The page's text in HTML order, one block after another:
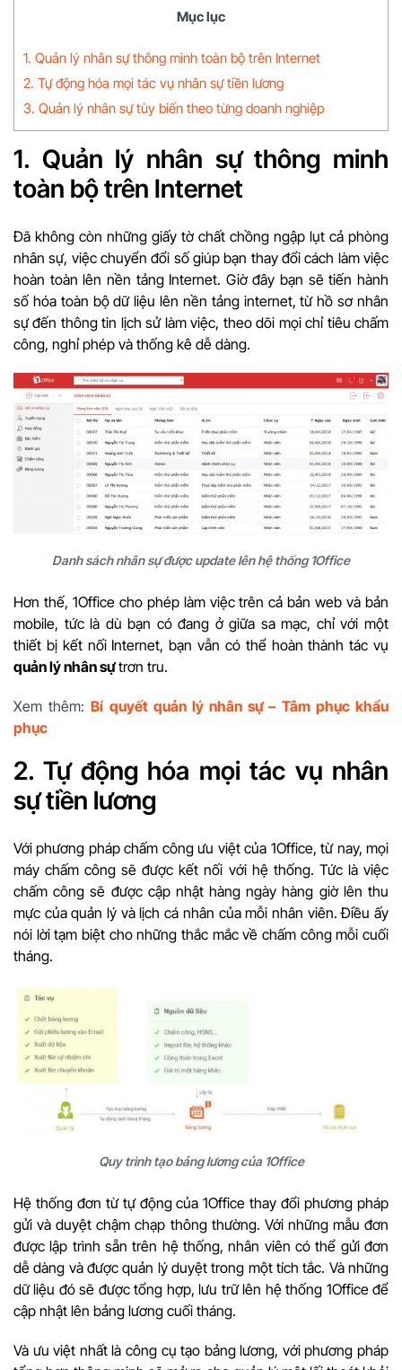
Mục lục
1. Quản lý nhân sự thông minh toàn bộ trên Internet
2. Tự động hóa mọi tác vụ nhân sự tiền lương
3. Quản lý nhân sự tùy biến theo từng doanh nghiệp
1. Quản lý nhân sự thông minh
toàn bộ trên Internet
Đã không còn những giấy tờ chất chồng ngập lụt cả phòng
nhân sự, việc chuyển đổi số giúp bạn thay đổi cách làm việc
hoàn toàn lên nền tảng Internet. Giờ đây bạn sẽ tiến hành
số hóa toàn bộ dữ liệu lên nền tảng internet, từ hồ sơ nhân
sự đến thông tin lịch sử làm việc, theo dõi mọi chỉ tiêu chấm
công, nghỉ phép và thống kê dễ dàng.
Danh sách nhân sự được update lên hệ thống 1Office
Hơn thế, 1Office cho phép làm việc trên cả bản web và bản
mobile, tức là dù bạn có đang ở giữa sa mạc, chỉ với một
thiết bị kết nối Internet, bạn vẫn có thể hoàn thành tác vụ
quản lý nhân sựtrơn tru.
Xem thêm:Bí quyết quản lý nhân sự – Tâm phục khẩu
phục
2. Tự động hóa mọi tác vụ nhân
sự tiền lương
Với phương pháp chấm công ưu việt của 1Office, từ nay, mọi
máy chấm công sẽ được kết nối với hệ thống. Tức là việc
chấm công sẽ được cập nhật hàng ngày hàng giờ lên thu
mực của quản lý và lịch cá nhân của mỗi nhân viên. Điều ấy
nói lời tạm biệt cho những thắc mắc về chấm công mỗi cuối
tháng.
Quy trình tạo bảng lương của 1Office
Hệ thống đơn từ tự động của 1Office thay đổi phương pháp
gửi và duyệt chậm chạp thông thường. Với những mẫu đơn
được lập trình sẵn trên hệ thống, nhân viên có thể gửi đơn
dễ dàng và được quản lý duyệt trong một tích tắc. Và những
dữ liệu đó sẽ được tổng hợp, lưu trữ lên hệ thống 1Office để
cập nhật lên bảng lương cuối tháng.
Và ưu việt nhất là công cụ tạo bảng lương, với phương pháp